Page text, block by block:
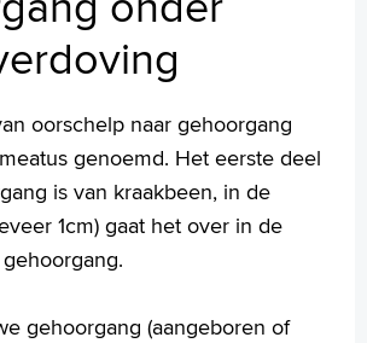
middenoor bij plotseling gehoorverlies
het middenoor met corticosteroïden bij
duizeligheid
en ketenreconstructie (operatie aan de
gehoorbeentjes)
behandeling met plaatselijke verdoving
door de KNO-arts
Neusamandelen verwijderen
Neuscorrectie
Neusschelpverkleining
oorschelp naar gehoorgang
genoemd. Het eerste deel
is van kraakbeen, in de
1cm) gaat het over in de
gehoorgang (aangeboren of